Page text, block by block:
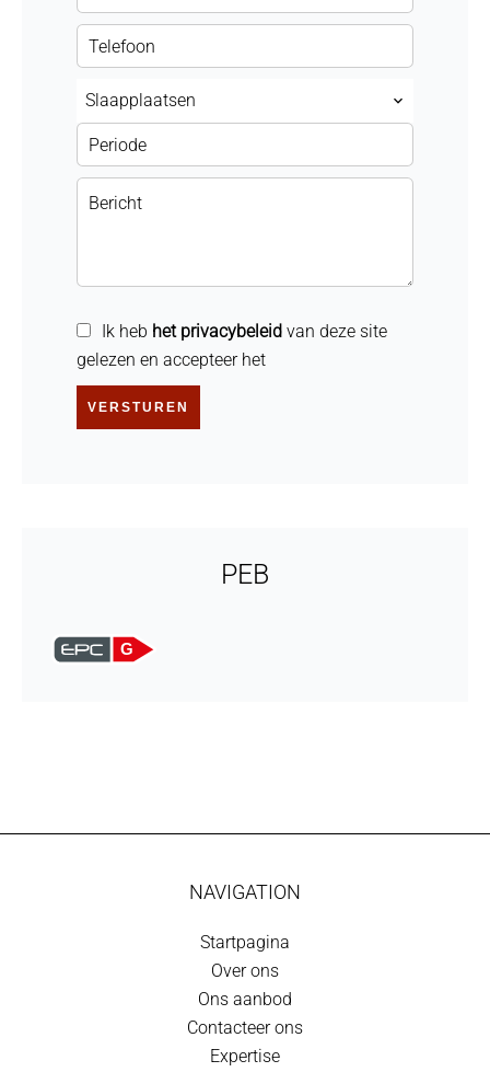
Slaapplaatsen
Ik heb het privacybeleid van deze site
gelezen en accepteer het
VERSTUREN
PEB
G
NAVIGATION
Startpagina
Over ons
Ons aanbod
Contacteer ons
Expertise